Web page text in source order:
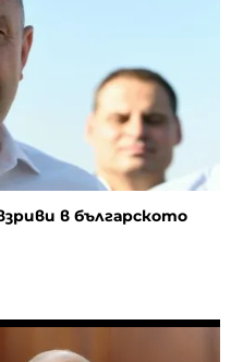
в българското